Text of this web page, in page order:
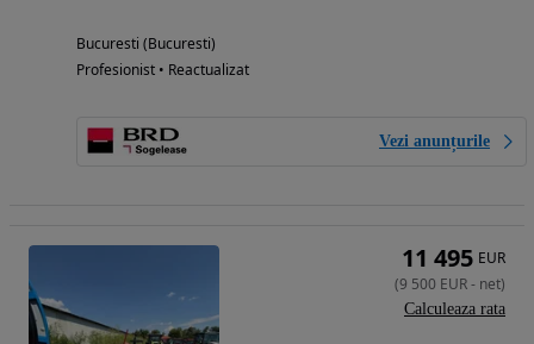
Bucuresti (Bucuresti)
Profesionist • Reactualizat
Vezi anunțurile
11 495 EUR
(9 500 EUR- net)
Calculeaza rata